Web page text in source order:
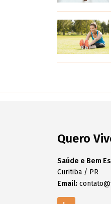
Quero
Saúde e Bem
Curitiba / PR
Email: